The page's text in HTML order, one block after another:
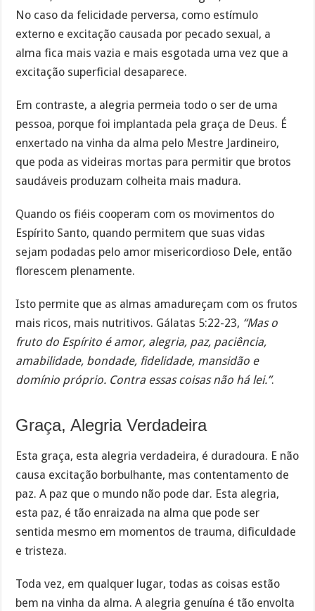
No caso da felicidade perversa, como estímulo
externo e excitação causada por pecado sexual, a
alma fica mais vazia e mais esgotada uma vez que a
excitação superficial desaparece.
Em contraste, a alegria permeia todo o ser de uma
pessoa, porque foi implantada pela graça de Deus. É
enxertado na vinha da alma pelo Mestre Jardineiro,
que poda as videiras mortas para permitir que brotos
saudáveis produzam colheita mais madura.
Quando os fiéis cooperam com os movimentos do
Espírito Santo, quando permitem que suas vidas
sejam podadas pelo amor misericordioso Dele, então
florescem plenamente.
Isto permite que as almas amadureçam com os frutos
mais ricos, mais nutritivos. Gálatas 5:22-23, “Mas o
fruto do Espírito é amor, alegria, paz, paciência,
amabilidade, bondade, fidelidade, mansidão e
domínio próprio. Contra essas coisas não há lei.”.
Graça, Alegria Verdadeira
Esta graça, esta alegria verdadeira, é duradoura. E não
causa excitação borbulhante, mas contentamento de
paz. A paz que o mundo não pode dar. Esta alegria,
esta paz, é tão enraizada na alma que pode ser
sentida mesmo em momentos de trauma, dificuldade
e tristeza.
Toda vez, em qualquer lugar, todas as coisas estão
bem na vinha da alma. A alegria genuína é tão envolta